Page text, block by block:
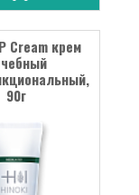
Cream крем
90г